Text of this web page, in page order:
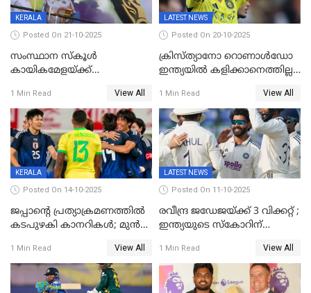
KERALA
Posted On 21-10-2025
സംസ്ഥാന സ്കൂൾ
കായികമേളയ്ക്ക്
ഒളിംപിക്‌സിന്റെ ഉദ്‌ഘാടനം
നിർവഹിച്ച് ധനമന്ത്രി K N
ബാലഗോപാൽ;ദീപശിഖ
തെളിയിച്ച് I M വിജയൻ
1 Min Read View All
LATEST NEWS
Posted On 20-10-2025
ക്രിസ്ത്യാനോ റൊണാൾഡോ
ഇന്ത്യയിൽ കളിക്കാനെത്തില്ല;
ഉൾപ്പെടുത്തിയില്ല
1 Min Read View All
KERALA
Posted On 14-10-2025
ജപ്പാന്റെ പ്രത്യാക്രമണത്തിൽ
കടപുഴകി കാനറികൾ; മുൻ
ജപ്പാന്റെ ആദ്യ ജയം
1 Min Read View All
LATEST NEWS
Posted On 11-10-2025
രവീന്ദ്ര ജഡേജയ്ക്ക് 3 വിക്കറ്റ് ;
ഇന്ത്യയുടെ സ്കോറിന്
നാല് വിക്കറ്റ് നഷ്ടം
1 Min Read View All